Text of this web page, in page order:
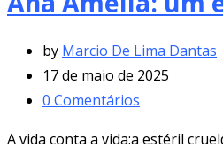
by Marcio De Lima Dantas
17 de maio de 2025
0 Comentários
A vida conta a vida:a estéril